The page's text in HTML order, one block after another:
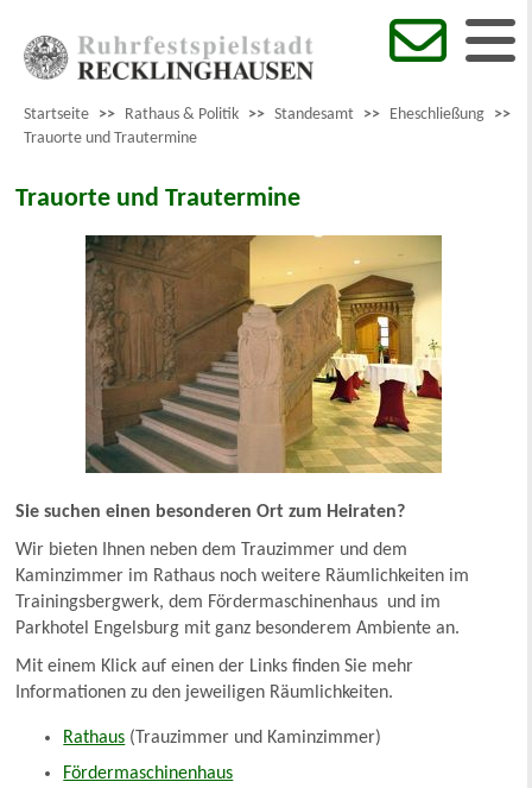
Startseite >> Rathaus & Politik >> Standesamt >> Eheschließung >>
Trauorte und Trautermine
Trauorte und Trautermine
Sie suchen einen besonderen Ort zum Heiraten?
Wir bieten Ihnen neben dem Trauzimmer und dem
Kaminzimmer im Rathaus noch weitere Räumlichkeiten im
Trainingsbergwerk, dem Fördermaschinenhaus und im
Parkhotel Engelsburg mit ganz besonderem Ambiente an.
Mit einem Klick auf einen der Links finden Sie mehr
Informationen zu den jeweiligen Räumlichkeiten.
Rathaus (Trauzimmer und Kaminzimmer)
Fördermaschinenhaus